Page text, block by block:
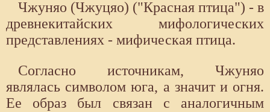
Чжуняо (Чжуцяо) ("Красная птица") - в
древнекитайских мифологических
представлениях - мифическая птица.
Согласно источникам, Чжуняо
являлась символом юга, а значит и огня.
Ее образ был связан с аналогичным